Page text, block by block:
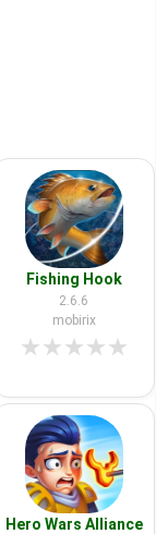
Fishing Hook
2.6.6
mobirix
★★★★★
Hero Wars Alliance